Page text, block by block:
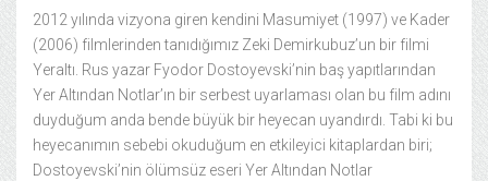
2012 yılında vizyona giren kendini Masumiyet (1997) ve Kader
(2006) filmlerinden tanıdığımız Zeki Demirkubuz’un bir filmi
Yeraltı. Rus yazar Fyodor Dostoyevski’nin baş yapıtlarından
Yer Altından Notlar’ın bir serbest uyarlaması olan bu film adını
duyduğum anda bende büyük bir heyecan uyandırdı. Tabi ki bu
heyecanımın sebebi okuduğum en etkileyici kitaplardan biri;
Dostoyevski’nin ölümsüz eseri Yer Altından Notlar